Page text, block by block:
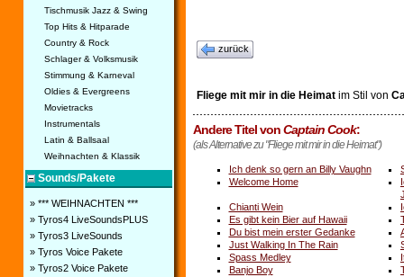
Tischmusik Jazz & Swing
Top Hits & Hitparade
Country & Rock
Schlager & Volksmusik
Stimmung & Karneval
Oldies & Evergreens
Movietracks
Instrumentals
Latin & Ballsaal
Weihnachten & Klassik
Sounds/Pakete
» *** WEIHNACHTEN ***
» Tyros4 LiveSoundsPLUS
» Tyros3 LiveSounds
» Tyros Voice Pakete
» Tyros2 Voice Pakete
zurück
Fliege mit mir in die Heimatim Stil von
Andere Titel vonCaptain Cook:
(als Alternative zu "Fliege mit mir in die Heimat")
Ich denk so gern an Billy Vaughn
Welcome Home
Chianti Wein
Es gibt kein Bier auf Hawaii
Du bist mein erster Gedanke
Just Walking In The Rain
Spass Medley
Banjo Boy